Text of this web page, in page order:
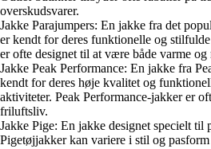
overskudsvarer.
Jakke Parajumpers: En jakke fra det
er kendt for deres funktionelle og
er ofte designet til at være både varme og
Jakke Peak Performance: En jakke fra
kendt for deres høje kvalitet og
aktiviteter. Peak Performance-jakker er
friluftsliv.
Jakke Pige: En jakke designet specielt til
Pigetøjjakker kan variere i stil og